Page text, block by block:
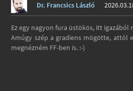
Dr. Francsics László
Ez egy nagyon fura üstökös, itt igazából
Amúgy szép a gradiens mögötte, attól
megnézném FF-ben is. :-)